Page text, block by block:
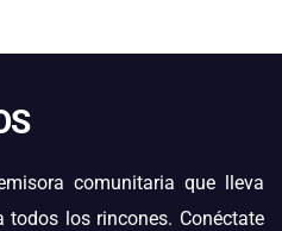
comunitaria que lleva
los rincones. Conéctate